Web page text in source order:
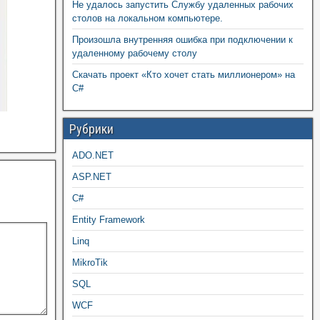
Не удалось запустить Службу удаленных рабочих
столов на локальном компьютере.
Произошла внутренняя ошибка при подключении к
удаленному рабочему столу
Скачать проект «Кто хочет стать миллионером» на
C#
Рубрики
ADO.NET
ASP.NET
C#
Entity Framework
Linq
MikroTik
SQL
WCF